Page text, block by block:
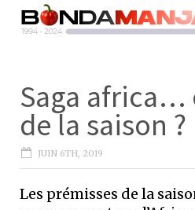
Saga africa…
de la saison ?
JUIN 6TH, 2019
Les prémisses de la